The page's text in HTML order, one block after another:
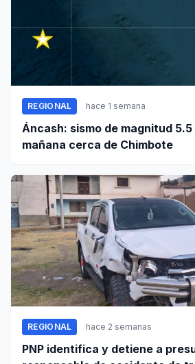
REGIONAL hace 1 semana
Áncash: sismo de magnitud
mañana cerca de Chimbote
REGIONAL hace 2 semanas
PNP identifica y detiene a